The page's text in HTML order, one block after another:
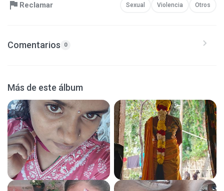
Reclamar Sexual Violencia Otros
Comentarios 0
Más de este álbum